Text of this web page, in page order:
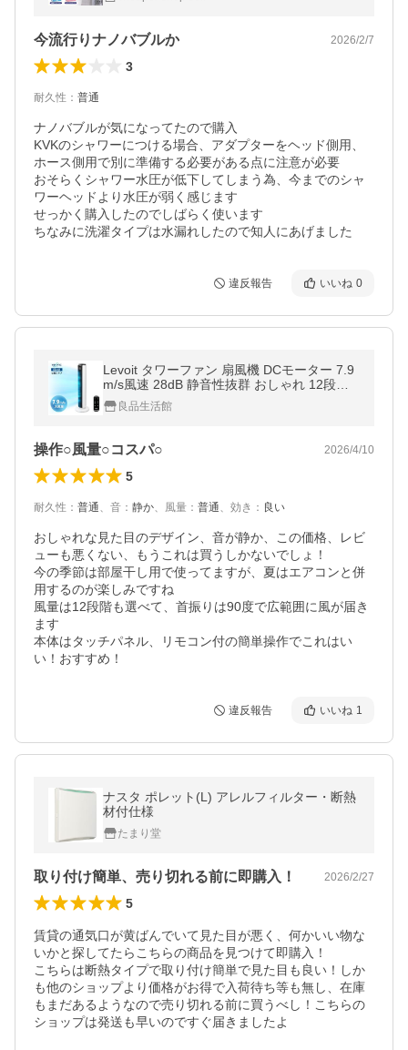
今流行りナノバブルか 2026/2/7
3
耐久性 ： 普通
ナノバブルが気になってたので購入
KVKのシャワーにつける場合、アダプターをヘッド側用、
ホース側用で別に準備する必要がある点に注意が必要
おそらくシャワー水圧が低下してしまう為、今までのシャ
ワーヘッドより水圧が弱く感じます
せっかく購入したのでしばらく使います
ちなみに洗濯タイプは水漏れしたので知人にあげました
違反報告 いいね 0
Levoit タワーファン 扇風機 DCモーター 7.9
m/s風速 28dB 静音性抜群 おしゃれ 12段階
風量 90°左右首振り タワー型 羽なし リモコ
ン付き 省エネ LTF-F362-WJP
良品生活館
操作○風量○コスパ○ 2026/4/10
5
耐久性 ： 普通、 音 ： 静か、 風量 ： 普通、 効き ： 良い
おしゃれな見た目のデザイン、音が静か、この価格、レビ
ューも悪くない、もうこれは買うしかないでしょ！
今の季節は部屋干し用で使ってますが、夏はエアコンと併
用するのが楽しみですね
風量は12段階も選べて、首振りは90度で広範囲に風が届き
ます
本体はタッチパネル、リモコン付の簡単操作でこれはい
い！おすすめ！
違反報告 いいね 1
ナスタ ポレット(L) アレルフィルター・断熱
材付仕様
たまり堂
取り付け簡単、売り切れる前に即購入！ 2026/2/27
5
賃貸の通気口が黄ばんでいて見た目が悪く、何かいい物な
いかと探してたらこちらの商品を見つけて即購入！
こちらは断熱タイプで取り付け簡単で見た目も良い！しか
も他のショップより価格がお得で入荷待ち等も無し、在庫
もまだあるようなので売り切れる前に買うべし！こちらの
ショップは発送も早いのですぐ届きましたよ